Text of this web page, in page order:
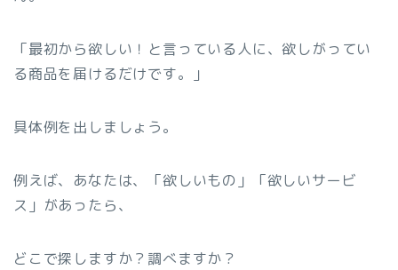
「最初から欲しい！と言っている人に、欲しがってい
る商品を届けるだけです。」
具体例を出しましょう。
例えば、あなたは、「欲しいもの」「欲しいサービ
ス」があったら、
どこで探しますか？調べますか？